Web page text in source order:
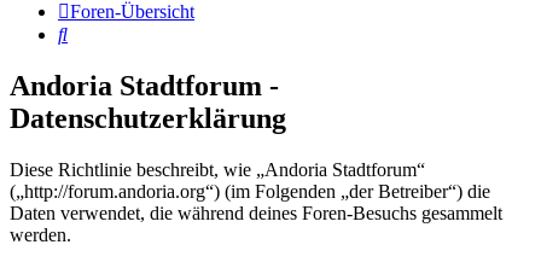
Foren-Übersicht
Suche
Andoria Stadtforum -
Datenschutzerklärung
Diese Richtlinie beschreibt, wie „Andoria Stadtforum“
(„http://forum.andoria.org“) (im Folgenden „der Betreiber“) die
Daten verwendet, die während deines Foren-Besuchs gesammelt
werden.